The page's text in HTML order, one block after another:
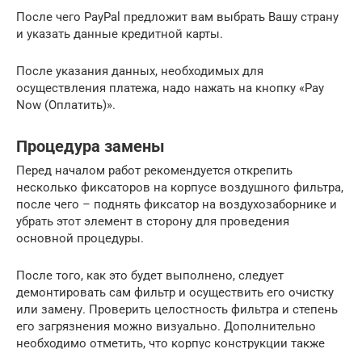
После чего PayPal предложит вам выбрать Вашу страну
и указать данные кредитной карты.
После указания данных, необходимых для
осуществления платежа, надо нажать на кнопку «Pay
Now (Оплатить)».
Процедура замены
Перед началом работ рекомендуется открепить
несколько фиксаторов на корпусе воздушного фильтра,
после чего – поднять фиксатор на воздухозаборнике и
убрать этот элемент в сторону для проведения
основной процедуры.
После того, как это будет выполнено, следует
демонтировать сам фильтр и осуществить его очистку
или замену. Проверить целостность фильтра и степень
его загрязнения можно визуально. Дополнительно
необходимо отметить, что корпус конструкции также